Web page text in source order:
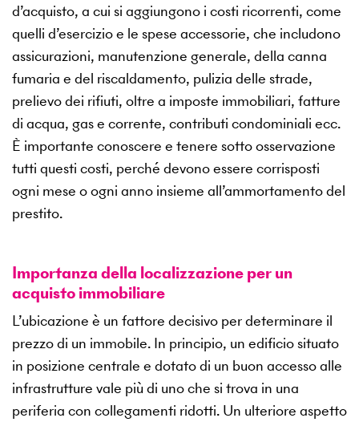
d’acquisto, a cui si aggiungono i costi ricorrenti, come
quelli d’esercizio e le spese accessorie, che includono
assicurazioni, manutenzione generale, della canna
fumaria e del riscaldamento, pulizia delle strade,
prelievo dei rifiuti, oltre a imposte immobiliari, fatture
di acqua, gas e corrente, contributi condominiali ecc.
È importante conoscere e tenere sotto osservazione
tutti questi costi, perché devono essere corrisposti
ogni mese o ogni anno insieme all’ammortamento del
prestito.
Importanza della localizzazione per un
acquisto immobiliare
L’ubicazione è un fattore decisivo per determinare il
prezzo di un immobile. In principio, un edificio situato
in posizione centrale e dotato di un buon accesso alle
infrastrutture vale più di uno che si trova in una
periferia con collegamenti ridotti. Un ulteriore aspetto